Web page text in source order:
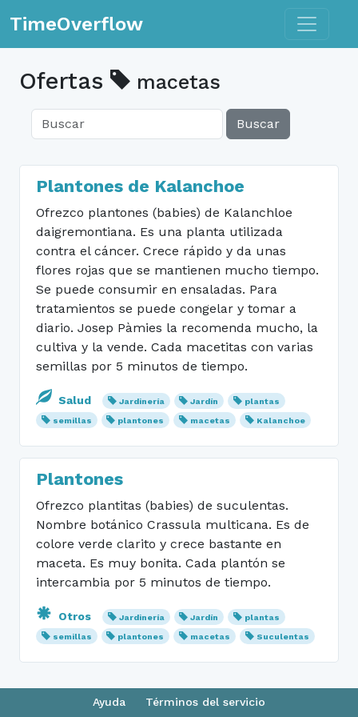
TimeOverflow Toggle
Ofertas macetas
Buscar
Plantones de Kalanchoe
Ofrezco plantones (babies) de Kalanchloe
daigremontiana. Es una planta utilizada
contra el cáncer. Crece rápido y da unas
flores rojas que se mantienen mucho tiempo.
Se puede consumir en ensaladas. Para
tratamientos se puede congelar y tomar a
diario. Josep Pàmies la recomenda mucho, la
cultiva y la vende. Cada macetitas con varias
semillas por 5 minutos de tiempo.
Salud Jardinería Jardín
plantas
semillas
plantones macetas Kalanchoe
Plantones
Ofrezco plantitas (babies) de suculentas.
Nombre botánico Crassula multicana. Es de
colore verde clarito y crece bastante en
maceta. Es muy bonita. Cada plantón se
intercambia por 5 minutos de tiempo.
Otros Jardinería Jardín
plantas
semillas
plantones macetas Suculentas
Ayuda Términos del servicio